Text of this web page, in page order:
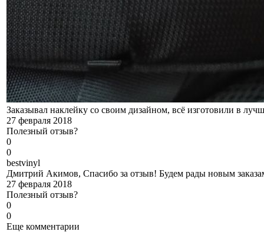
Заказывал наклейку со своим дизайном, всё изготовили в
27 февраля 2018
Полезный отзыв?
0
0
bestvinyl
Дмитрий Акимов, Спасибо за отзыв! Будем рады новым
27 февраля 2018
Полезный отзыв?
0
0
Еще комментарии